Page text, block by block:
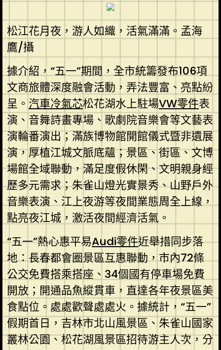
松江花月夜，游人如織，活氣滿滿。孟海
鷹/攝
據介紹，“五一”期間，全市統籌發布106項
文商旅體深度融會活動，弄法豐富、亮點紛
呈。 汽車冷氣芯松花湖水上駐場VW零件表
演、音舞詩畫專場、歌劇院音樂會等文藝表
演輪番演出；滿族博物館開館儀式暨非遺展
演，厚植江城文脈底蘊；景區、街區、文博
場館全域聯動，滿足度假休閑、文明親身經
歷多元需求；朱雀山燈光實景秀、山野戶外
音樂表演、江上夜游等夜間業態周全上線，
點亮夜江城，激活夜間經濟活氣。
“五一”熱心惠平易Audi零件近舉措同步落
地：長春都會圈景區互惠聯動，市內72條
公交免費搭乘搭座、34個國有停車場免費
開放；開通品魚縱貫車，直達各年夜景區美
食點位。處處歡聲處處火。據統計，“五一”
假期首日，吉林市北山風景區、朱雀山國家
叢林公園、松花湖風景區招待游主人次，分